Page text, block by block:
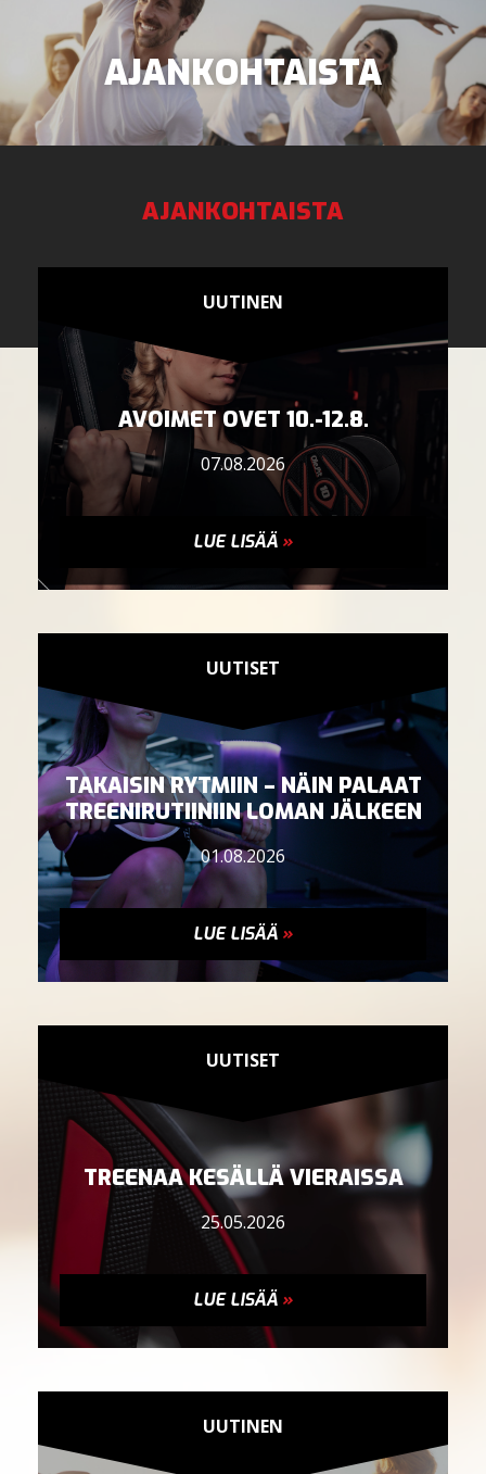
AJANKOHTAISTA
AJANKOHTAISTA
UUTINEN
AVOIMET OVET 10.-12.8.
07.08.2026
LUE LISÄÄ »
UUTISET
TAKAISIN RYTMIIN – NÄIN PALAAT
TREENIRUTIINIIN LOMAN JÄLKEEN
01.08.2026
LUE LISÄÄ »
UUTISET
TREENAA KESÄLLÄ VIERAISSA
25.05.2026
LUE LISÄÄ »
UUTINEN
HYROX OLE.FIT HYVINKÄÄLLÄ
PERSONAL TRAINING
OHJATUT TUNNIT
HIERONTA JA FYSIOTERAPIA
YRITYKSET JA RYHMÄT